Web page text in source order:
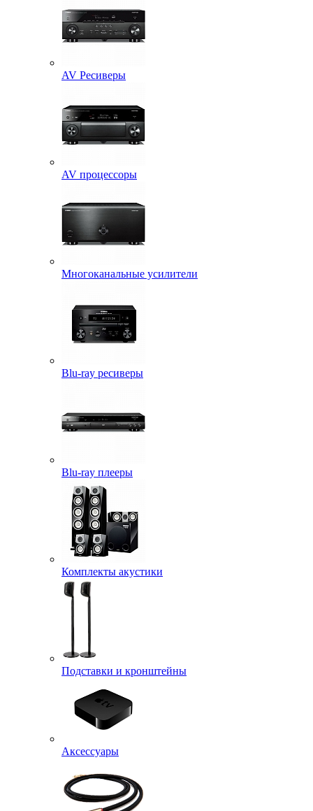
AV Ресиверы
AV процессоры
Многоканальные усилители
Blu-ray ресиверы
Blu-ray плееры
Комплекты акустики
Подставки и кронштейны
Аксессуары